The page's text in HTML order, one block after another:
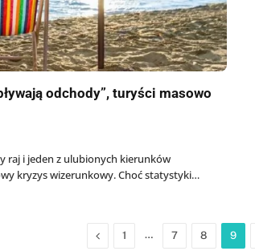
odchody”, turyści masowo
raj i jeden z ulubionych kierunków
kryzys wizerunkowy. Choć statystyki…
Previous
1 … 7 8 9